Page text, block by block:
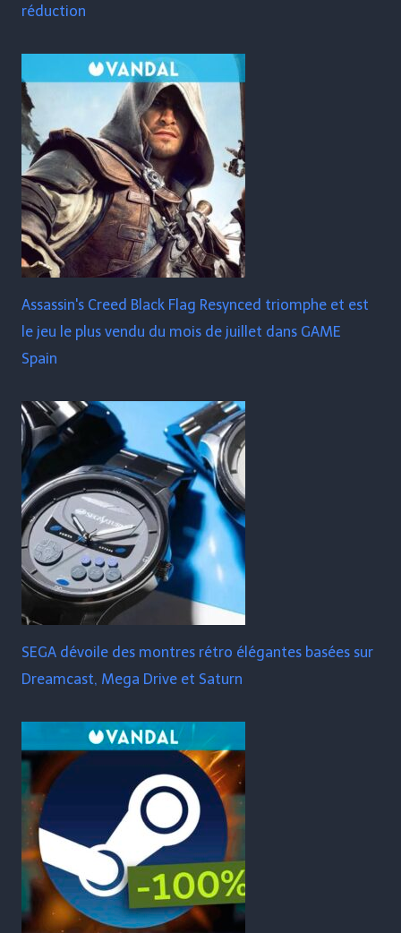
réduction
Assassin's Creed Black Flag Resynced triomphe et est
le jeu le plus vendu du mois de juillet dans GAME
Spain
SEGA dévoile des montres rétro élégantes basées sur
Dreamcast, Mega Drive et Saturn